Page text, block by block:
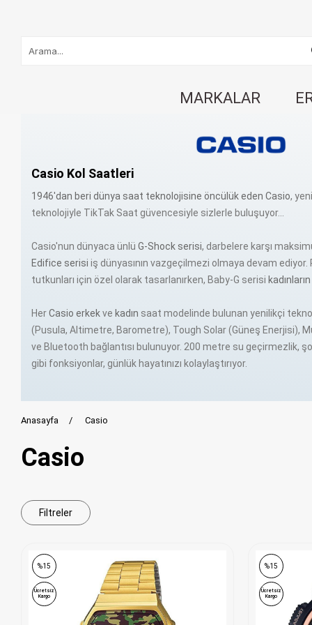
MARKALAR
Casio Kol Saatleri
1946'dan beri dünya saat teknolojisine öncülük eden Casio,
teknolojiyle TikTak Saat güvencesiyle sizlerle buluşuyor...
Casio'nun dünyaca ünlü G-Shock serisi, darbelere karşı
Edifice serisi iş dünyasının vazgeçilmezi olmaya devam
tutkunları için özel olarak tasarlanırken, Baby-G serisi kadınların
HerCasio erkekve kadın saat modelinde bulunan yenilikçi
(Pusula, Altimetre, Barometre), Tough Solar (Güneş Enerjisi),
ve Bluetooth bağlantısı bulunuyor. 200 metre su geçirmezlik,
gibi fonksiyonlar, günlük hayatınızı kolaylaştırıyor.
TikTak Saat olarak, Türkiye'nin en geniş Casio saat
duyuyoruz. Tüm modellerimiz %100 orijinal olup, 2 yıl resmi
Anasayfa Casio
Casio
Filtreler
%15
Ücretsiz
Kargo
%15
Ücretsiz
Kargo